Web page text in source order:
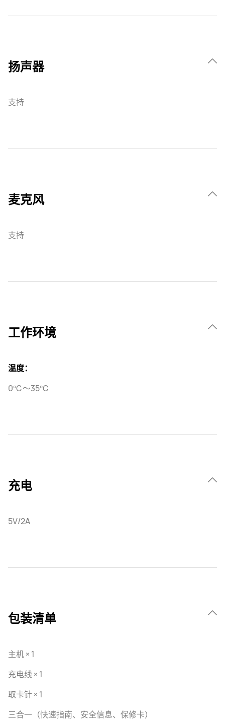
扬声器
支持
麦克风
支持
工作环境
温度：
0℃～35℃
充电
5V/2A
包装清单
主机 × 1
充电线 × 1
取卡针 × 1
三合一（快速指南、安全信息、保修卡）